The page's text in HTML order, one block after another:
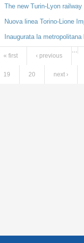
The new Turin-Lyon
Nuova linea Torino-Lione
Inaugurata la metropolitana
Pages
« first ‹ previous
19 20 next ›